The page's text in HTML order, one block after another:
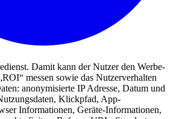
Damit kann der Nutzer den Werbe-
messen sowie das Nutzerverhalten
anonymisierte IP Adresse, Datum und
Klickpfad, App-
Informationen, Geräte-Informationen,